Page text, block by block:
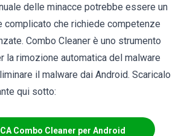
delle minacce potrebbe essere un
complicato che richiede competenze
Combo Cleaner è uno strumento
la rimozione automatica del malware
il malware dai Android. Scaricalo
qui sotto:
Combo Cleaner per Android